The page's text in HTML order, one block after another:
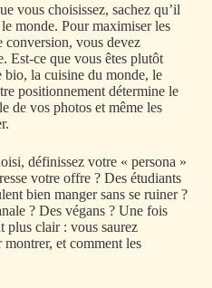
vous choisissez, sachez qu’il
monde. Pour maximiser les
conversion, vous devez
Est-ce que vous êtes plutôt
la cuisine du monde, le
positionnement détermine le
de vos photos et même les
définissez votre « persona »
votre offre ? Des étudiants
bien manger sans se ruiner ?
? Des végans ? Une fois
plus clair : vous saurez
et comment les